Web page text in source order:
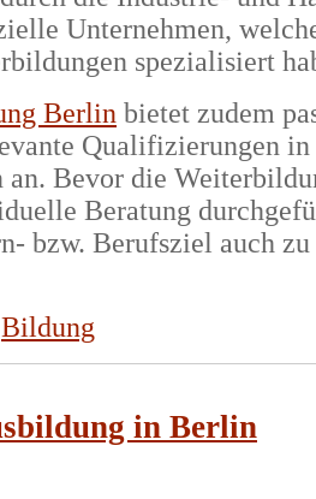
Unternehmen,
spezialisiert
Berlin bietet zudem
Qualifizierungen in
an. Bevor die
Beratung
bzw. Berufsziel auch
Bildung
in Berlin